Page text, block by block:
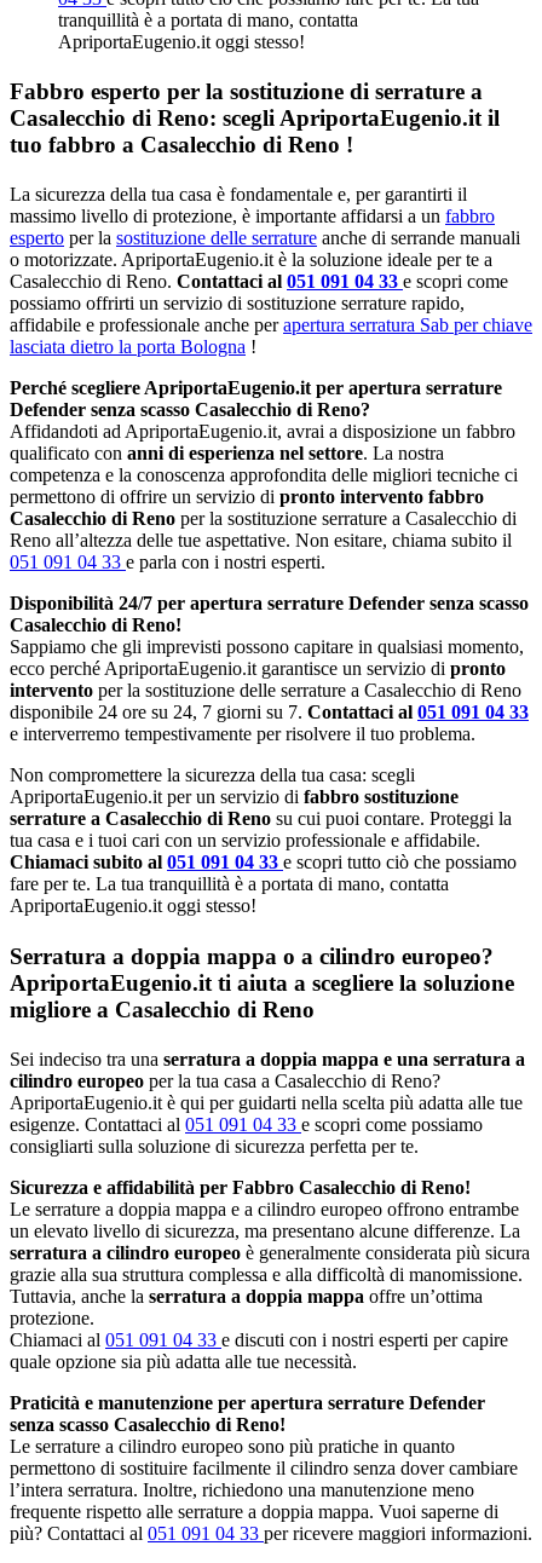
tranquillità è a portata di mano, contatta
ApriportaEugenio.it oggi stesso!
Fabbro esperto per la sostituzione di serrature a
Casalecchio di Reno: scegli ApriportaEugenio.it il
tuo fabbro a Casalecchio di Reno !
La sicurezza della tua casa è fondamentale e, per garantirti il
massimo livello di protezione, è importante affidarsi a un fabbro
esperto per la sostituzione delle serrature anche di serrande manuali
o motorizzate. ApriportaEugenio.it è la soluzione ideale per te a
Casalecchio di Reno. Contattaci al 051 091 04 33 e scopri come
possiamo offrirti un servizio di sostituzione serrature rapido,
affidabile e professionale anche perapertura serratura Sab per chiave
lasciata dietro la porta Bologna !
Perché scegliere ApriportaEugenio.it per apertura serrature
Defender senza scasso Casalecchio di Reno?
Affidandoti ad ApriportaEugenio.it, avrai a disposizione un fabbro
qualificato con anni di esperienza nel settore. La nostra
competenza e la conoscenza approfondita delle migliori tecniche ci
permettono di offrire un servizio di pronto intervento fabbro
Casalecchio di Reno per la sostituzione serrature a Casalecchio di
Reno all’altezza delle tue aspettative. Non esitare, chiama subito il
051 091 04 33 e parla con i nostri esperti.
Disponibilità 24/7 per apertura serrature Defender senza scasso
Casalecchio di Reno!
Sappiamo che gli imprevisti possono capitare in qualsiasi momento,
ecco perché ApriportaEugenio.it garantisce un servizio di pronto
intervento per la sostituzione delle serrature a Casalecchio di Reno
disponibile 24 ore su 24, 7 giorni su 7. Contattaci al 051 091 04 33
e interverremo tempestivamente per risolvere il tuo problema.
Non compromettere la sicurezza della tua casa: scegli
ApriportaEugenio.it per un servizio di fabbro sostituzione
serrature a Casalecchio di Reno su cui puoi contare. Proteggi la
tua casa e i tuoi cari con un servizio professionale e affidabile.
Chiamaci subito al 051 091 04 33 e scopri tutto ciò che possiamo
fare per te. La tua tranquillità è a portata di mano, contatta
ApriportaEugenio.it oggi stesso!
Serratura a doppia mappa o a cilindro europeo?
ApriportaEugenio.it ti aiuta a scegliere la soluzione
migliore a Casalecchio di Reno
Sei indeciso tra una serratura a doppia mappa e una serratura a
cilindro europeo per la tua casa a Casalecchio di Reno?
ApriportaEugenio.it è qui per guidarti nella scelta più adatta alle tue
esigenze. Contattaci al 051 091 04 33 e scopri come possiamo
consigliarti sulla soluzione di sicurezza perfetta per te.
Sicurezza e affidabilità per Fabbro Casalecchio di Reno!
Le serrature a doppia mappa e a cilindro europeo offrono entrambe
un elevato livello di sicurezza, ma presentano alcune differenze. La
serratura a cilindro europeo è generalmente considerata più sicura
grazie alla sua struttura complessa e alla difficoltà di manomissione.
Tuttavia, anche la serratura a doppia mappa offre un’ottima
protezione.
Chiamaci al 051 091 04 33 e discuti con i nostri esperti per capire
quale opzione sia più adatta alle tue necessità.
Praticità e manutenzione per apertura serrature Defender
senza scasso Casalecchio di Reno!
Le serrature a cilindro europeo sono più pratiche in quanto
permettono di sostituire facilmente il cilindro senza dover cambiare
l’intera serratura. Inoltre, richiedono una manutenzione meno
frequente rispetto alle serrature a doppia mappa. Vuoi saperne di
più? Contattaci al 051 091 04 33 per ricevere maggiori informazioni.